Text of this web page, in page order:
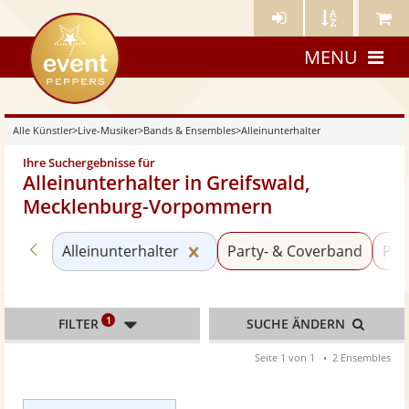
Künstler- Künstler Meine
eventpeppers
MENU
Alle Künstler>Live-Musiker>Bands & Ensembles>Alleinunterhalter
Ihre Suchergebnisse für
Alleinunterhalter in Greifswald,
Mecklenburg-Vorpommern
Zurück zu «Bands & Ensembles»
Alleinunterhalter Kategorie
Party- & Coverband
FILTER 1 SUCHE ÄNDERN
Seite 1 von 1 2 Ensembles